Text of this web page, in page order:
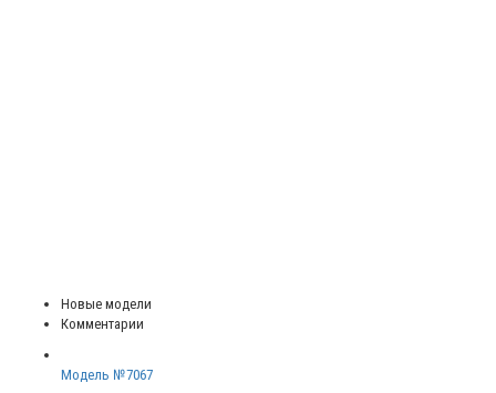
Новые модели
Комментарии
Модель №7067